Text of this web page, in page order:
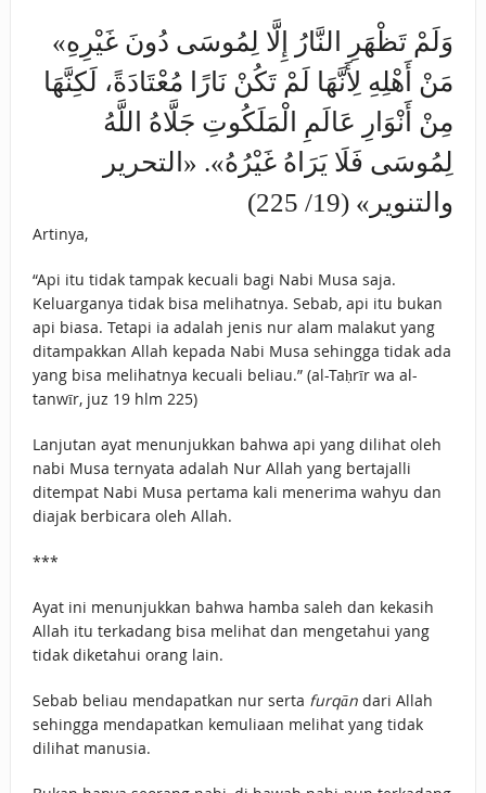
«وَلَمْ ‌تَظْهَرِ ‌النَّارُ ‌إِلَّا ‌لِمُوسَى ‌دُونَ ‌غَيْرِهِ
مَنْ أَهْلِهِ لِأَنَّهَا لَمْ تَكُنْ نَارًا مُعْتَادَةً، لَكِنَّهَا
مِنْ أَنْوَارِ عَالَمِ الْمَلَكُوتِ جَلَّاهُ اللَّهُ
لِمُوسَى فَلَا يَرَاهُ غَيْرُهُ». «التحرير
والتنوير» (19/ 225)
Artinya,
“Api itu tidak tampak kecuali bagi Nabi Musa saja.
Keluarganya tidak bisa melihatnya. Sebab, api itu bukan
api biasa. Tetapi ia adalah jenis nur alam malakut yang
ditampakkan Allah kepada Nabi Musa sehingga tidak ada
yang bisa melihatnya kecuali beliau.” (al-Taḥrīr wa al-
tanwīr, juz 19 hlm 225)
Lanjutan ayat menunjukkan bahwa api yang dilihat oleh
nabi Musa ternyata adalah Nur Allah yang bertajalli
ditempat Nabi Musa pertama kali menerima wahyu dan
diajak berbicara oleh Allah.
***
Ayat ini menunjukkan bahwa hamba saleh dan kekasih
Allah itu terkadang bisa melihat dan mengetahui yang
tidak diketahui orang lain.
Sebab beliau mendapatkan nur serta furqāndari Allah
sehingga mendapatkan kemuliaan melihat yang tidak
dilihat manusia.